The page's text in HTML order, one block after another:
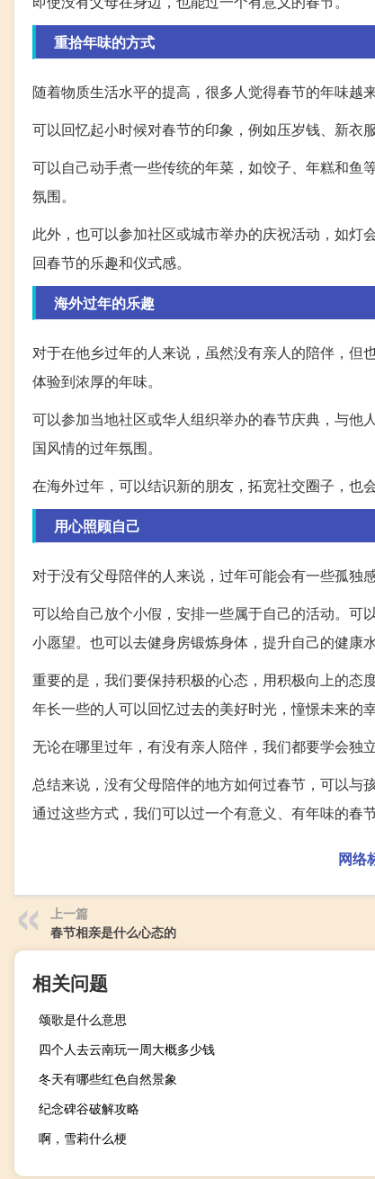
重拾年味的方式
随着物质生活水平的提高，很多人觉得春节的年味越
可以回忆起小时候对春节的印象，例如压岁钱、新衣
可以自己动手煮一些传统的年菜，如饺子、年糕和鱼
氛围。
此外，也可以参加社区或城市举办的庆祝活动，如
回春节的乐趣和仪式感。
海外过年的乐趣
对于在他乡过年的人来说，虽然没有亲人的陪伴，但
体验到浓厚的年味。
可以参加当地社区或华人组织举办的春节庆典，与他
国风情的过年氛围。
在海外过年，可以结识新的朋友，拓宽社交圈子，也
用心照顾自己
对于没有父母陪伴的人来说，过年可能会有一些孤独
可以给自己放个小假，安排一些属于自己的活动。可
小愿望。也可以去健身房锻炼身体，提升自己的健康水
重要的是，我们要保持积极的心态，用积极向上的态
年长一些的人可以回忆过去的美好时光，憧憬未来的幸
无论在哪里过年，有没有亲人陪伴，我们都要学会独
总结来说，没有父母陪伴的地方如何过春节，可以与
通过这些方式，我们可以过一个有意义、有年味的春
网络
上一篇
春节相亲是什么心态的
相关问题
颂歌是什么意思
四个人去云南玩一周大概多少钱
冬天有哪些红色自然景象
纪念碑谷破解攻略
啊，雪莉什么梗